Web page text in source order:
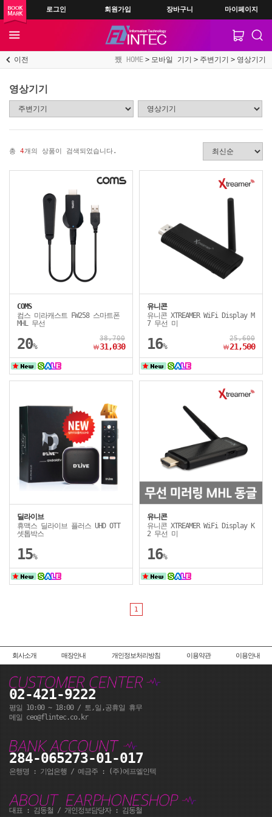
로그인 회원가입 장바구니 마이페이지
이전 HOME 모바일 기기 주변기기 영상기기
영상기기
총 4개의 상품이 검색되었습니다.
COMS
컴스 미라캐스트 FW258 스마트폰
MHL 무선
20%
38,700
￦31,030
유니콘
유니콘 XTREAMER WiFi Display M
7 무선 미
16%
25,600
￦21,500
딜라이브
휴맥스 딜라이브 플러스 UHD OTT
셋톱박스
15%
유니콘
유니콘 XTREAMER WiFi Display K
2 무선 미
16%
1
회사소개 매장안내 개인정보처리방침 이용약관 이용안내
02-421-9222
평일 10:00 ~ 18:00 / 토,일,공휴일 휴무
메일 ceo@flintec.co.kr
284-065273-01-017
은행명 : 기업은행 / 예금주 : (주)에프엘인텍
대표 : 김동철 / 개인정보담당자 : 김동철